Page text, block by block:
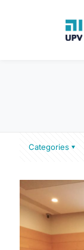
Categories